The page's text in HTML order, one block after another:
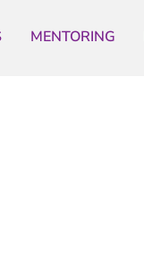
MENTORING